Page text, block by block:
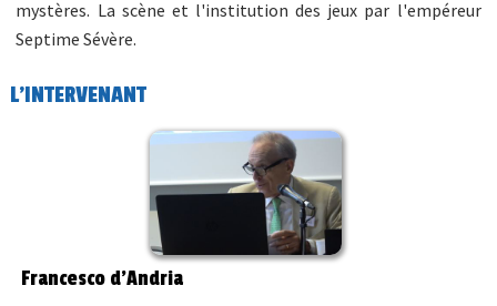
mystères. La scène et l'institution des jeux par l'empéreur
Septime Sévère.
L'INTERVENANT
Francesco d’Andria